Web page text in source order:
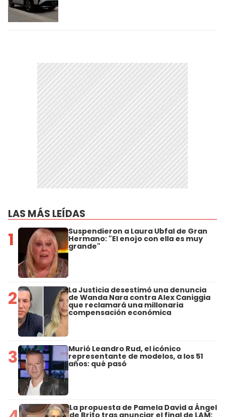
LAS MÁS LEÍDAS
1 Suspendieron a Laura Ubfal de Gran
Hermano: "El enojo con ella es muy
grande"
2 La Justicia desestimó una denuncia
de Wanda Nara contra Alex Caniggia
que reclamará una millonaria
compensación económica
3 Murió Leandro Rud, el icónico
representante de modelos, a los 51
años: qué pasó
La propuesta de Pamela David a Ángel